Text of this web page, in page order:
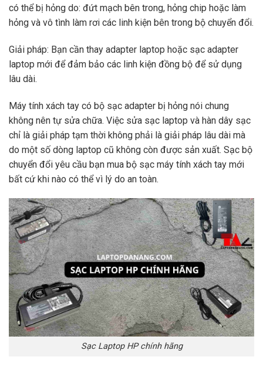
có thể bị hỏng do: đứt mạch bên trong, hỏng chip hoặc làm
hỏng và vô tình làm rơi các linh kiện bên trong bộ chuyển đổi.
Giải pháp: Bạn cần thay adapter laptop hoặc sạc adapter
laptop mới để đảm bảo các linh kiện đồng bộ để sử dụng
lâu dài.
Máy tính xách tay có bộ sạc adapter bị hỏng nói chung
không nên tự sửa chữa. Việc sửa sạc laptop và hàn dây sạc
chỉ là giải pháp tạm thời không phải là giải pháp lâu dài mà
do một số dòng laptop cũ không còn được sản xuất. Sạc bộ
chuyển đổi yêu cầu bạn mua bộ sạc máy tính xách tay mới
bất cứ khi nào có thể vì lý do an toàn.
Sạc Laptop HP chính hãng